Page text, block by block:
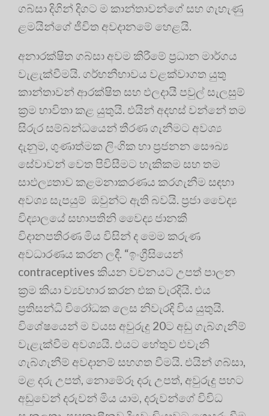
ගබ්සා දිගින් දිගට ම කාන්තාවන්ගේ සහ ගැහැණු
ළමයින්ගේ ජීවිත අවදානමේ හෙළයි.
අනාරක්ෂිත ගබ්සා අවම කිරීමේ ප්‍ර‍ධාන මාර්ගය
වැළැක්වීමයි. ගර්භනීභාවය වළක්වාගත යුතු
කාන්තාවන් ආරක්ෂිත සහ ඵලදායී පවුල් සැලසුම්
ක්‍ර‍ම භාවිතා කළ යුතුයි. එයින් අදහස් වන්නේ තම
සිරුර සම්බන්ධයෙන් තීරණ ගැනීමට අවශ්‍ය
දැනුම, ගුණාත්මක ලිංගික හා ප්‍ර‍ජනන සෞඛ්‍ය
සේවාවන් වෙත පිවිසීමට හැකිකම සහ තම
සාඵල්‍යතාව කළමනාකරණය කරගැනීම සඳහා
අවශ්‍ය සැපයුම් ඔවුන්ට ඇති බවයි. ප්‍ර‍ජා වෛද්‍ය
විද්‍යාලයේ සභාපතිනි වෛද්‍ය ජානකී
විදානපතිරණ මිය විසින් ද මෙම කරුණ
අවධාරණය කරන ලදී. “ඉංග්‍රීසියෙන්
contraceptives කියන වචනයට උපත් පාලන
ක්‍රම කියා ව්‍යවහාර කරන එක වැරදියි. එය
ප්‍රතිසන්ධි විරෝධක ලෙස නිවැරදි විය යුතුයි.
විශේෂයෙන් ම වයස අවුරුදු 20ට අඩු ගැබ්ගැනීම්
වැළැක්වීම අවශ්‍යයි. එයට හේතුව එවැනි
ගැබ්ගැනීම් අවදානම් සහගත වීමයි. එයින් ගබ්සා,
මළ දරු උපත්, නොමේරූ දරු උපත්, අවුරුදු පහට
අඩුවෙන් දරුවන් මිය යාම, දරුවන්ගේ විවිධ